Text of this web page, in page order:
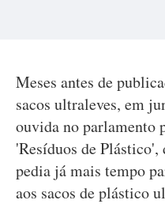
Meses antes de
sacos ultraleves, em
ouvida no parlamento
'Resíduos de
pedia já mais tempo
aos sacos de plástico